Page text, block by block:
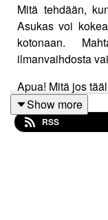
Mitä tehdään,
Asukas voi
kotonaan.
ilmanvaihdosta
Apua! Mitä jos
Tässä jaksossa
miten niitä
Show more
RSS